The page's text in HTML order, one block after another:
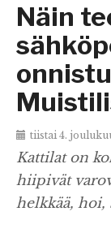
Näin
tiistai 4.
Kattilat on
hiipivät
helkkää, hoi,